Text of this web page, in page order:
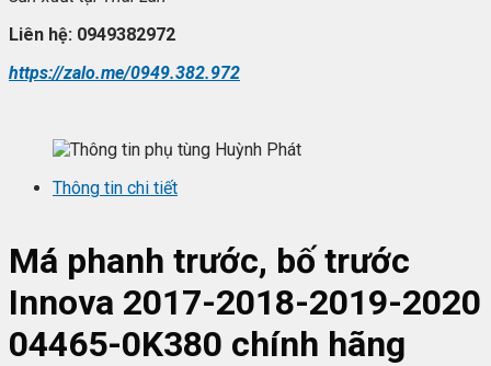
Liên hệ: 0949382972
https://zalo.me/0949.382.972
Thông tin chi tiết
Má phanh trước, bố trước
Innova 2017-2018-2019-2020
04465-0K380 chính hãng